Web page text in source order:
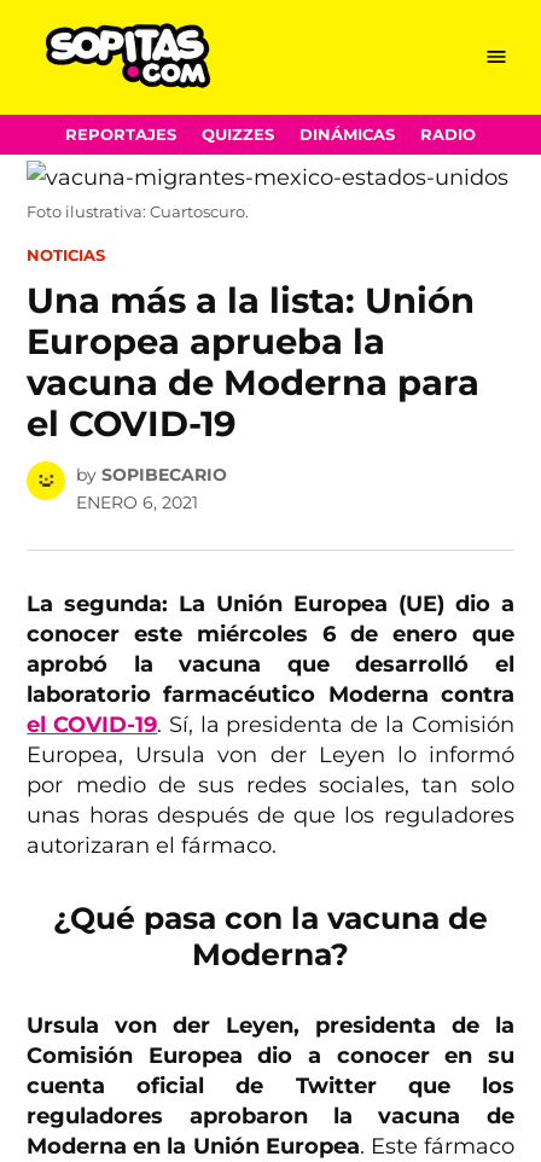
Skip
to
content
Menu
REPORTAJES QUIZZES DINÁMICAS RADIO
Foto ilustrativa: Cuartoscuro.
POSTED
NOTICIAS
Una más a la lista: Unión
Europea aprueba la
vacuna de Moderna para
el COVID-19
by SOPIBECARIO
ENERO 6, 2021
La segunda: La Unión Europea (UE) dio a
conocer este miércoles 6 de enero que
aprobó la vacuna que desarrolló el
laboratorio farmacéutico Moderna contra
el COVID-19. Sí, la presidenta de la Comisión
Europea, Ursula von der Leyen lo informó
por medio de sus redes sociales, tan solo
unas horas después de que los reguladores
autorizaran el fármaco.
¿Qué pasa con la vacuna de
Moderna?
Ursula von der Leyen, presidenta de la
Comisión Europea dio a conocer en su
cuenta oficial de Twitter que los
reguladores aprobaron la vacuna de
Moderna en la Unión Europea. Este fármaco